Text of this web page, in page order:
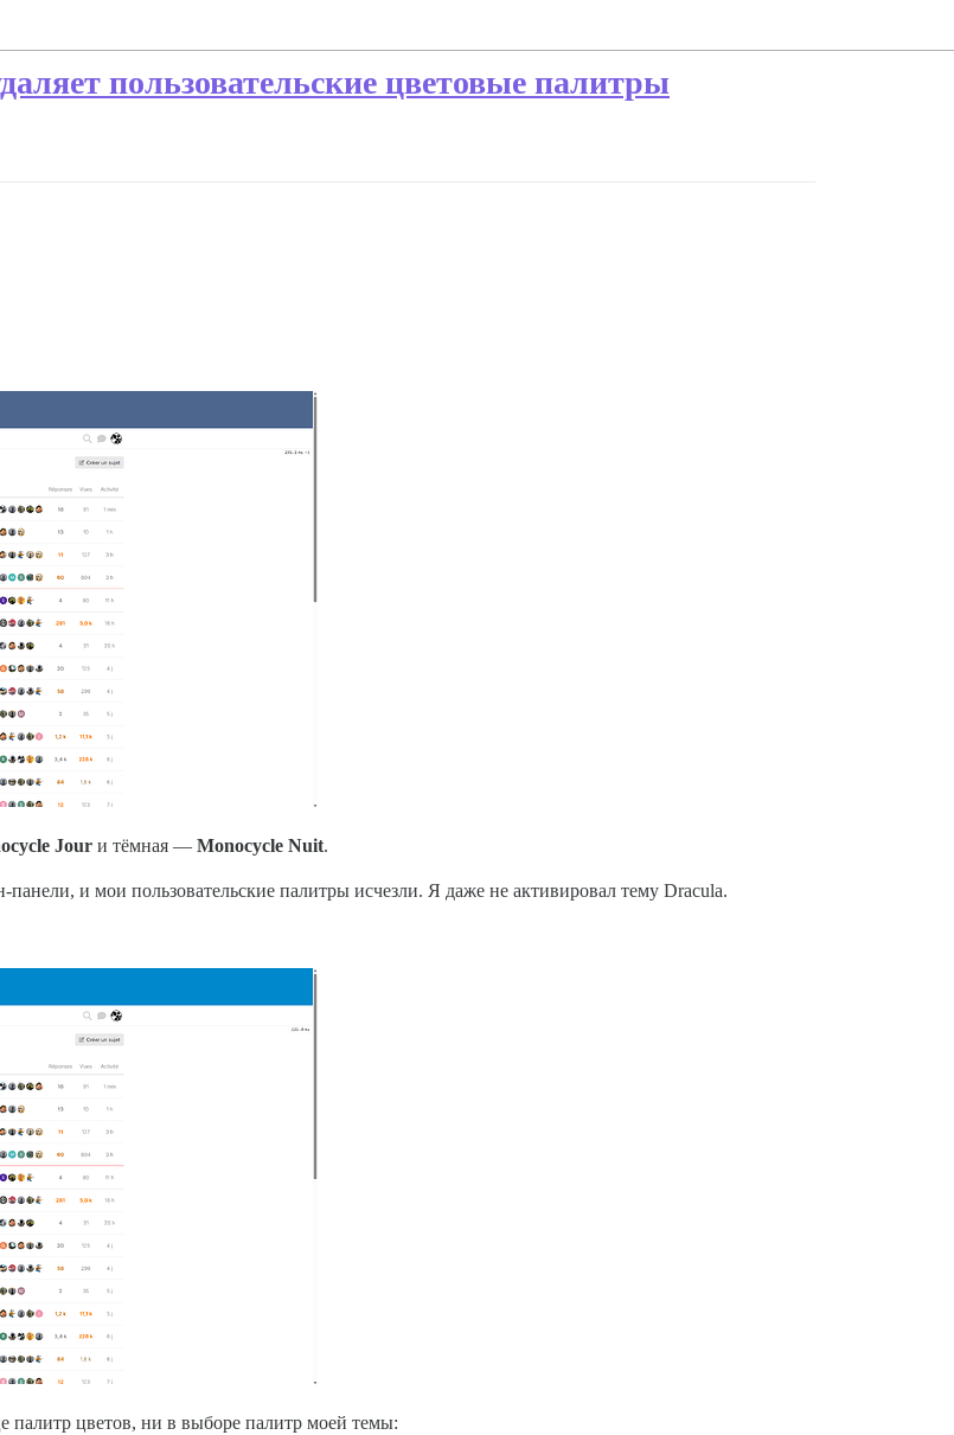
пользовательские цветовые палитры
Jour и тёмная — Monocycle Nuit.
панели, и мои пользовательские палитры исчезли. Я даже не активировал тему Dracula.
палитр цветов, ни в выборе палитр моей темы: